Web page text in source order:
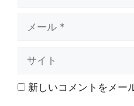
ト 新しいコメントをメー